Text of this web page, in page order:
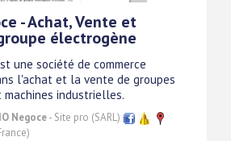
- Achat, Vente et
électrogène
une société de commerce
l'achat et la vente de groupes
industrielles.
Negoce- Site pro (SARL)